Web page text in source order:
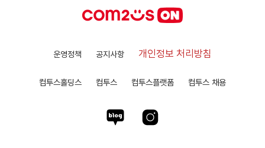
운영정책 공지사항 개인정보 처리방침
컴투스홀딩스 컴투스 컴투스플랫폼 컴투스 채용